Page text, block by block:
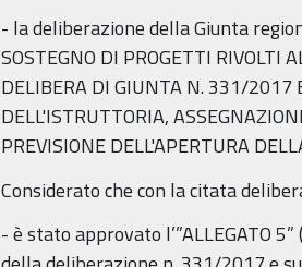
- la deliberazione della Giunta
SOSTEGNO DI PROGETTI RIVOLTI
DELIBERA DI GIUNTA N. 331/2017
DELL'ISTRUTTORIA,
PREVISIONE DELL'APERTURA
Considerato che con la citata
- è stato approvato l’”ALLEGATO